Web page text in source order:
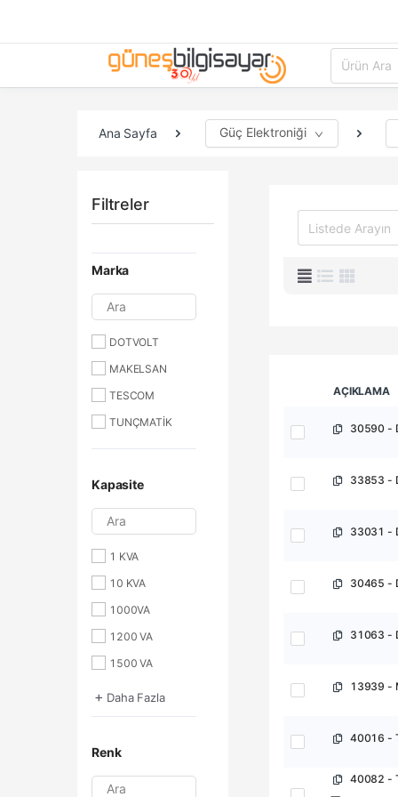
Ana Sayfa Güç Elektroniği
Filtreler
Marka
Ara
DOTVOLT
MAKELSAN
TESCOM
TUNÇMATİK
Kapasite
Ara
1 KVA
10 KVA
1000VA
1200 VA
1500 VA
2 KVA
+ Daha Fazla
Renk
Ara
AÇIKLAMA
30590 -
33853 -
33031 -
30465 -
31063 -
40016 -
40082 -